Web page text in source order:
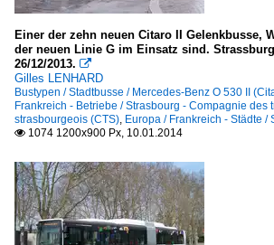
Einer der zehn neuen Citaro II Gelenkbusse,
der neuen Linie G im Einsatz sind.
26/12/2013. 
Gilles LENHARD
Bustypen / Stadtbusse / Mercedes-Benz O 530 II
Frankreich - Betriebe / Strasbourg - Compagnie des
strasbourgeois (CTS), Europa / Frankreich - Städte /
 1074 1200x900 Px, 10.01.2014